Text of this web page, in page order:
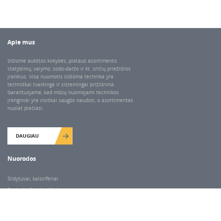
Apie mus
Siūlome aukštos kokybės, plataus asortimento
statybinių, valymo, sodo-daržo ir kt. sričių priežiūros
įrankius. Visa nuomotis siūloma technika yra
techniškai tvarkinga ir sistemingai prižiūrima.
Garantuojame, kad mūsų nuomojami technikos
įrenginiai yra visiškai saugūs naudoti, o asortimentas
nuolat plečiasi.
DAUGIAU
Nuorodos
Šildytuvai, kaloriferiai
Santechnikos įrankiai